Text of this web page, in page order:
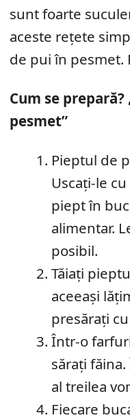
sunt foarte
aceste rețete
de pui în pesmet.
Cum se
pesmet”
Pieptul de
Uscați-le
piept în
alimentar.
posibil.
Tăiați
aceeași
presărați
Într-o
sărați
al treilea
Fiecare